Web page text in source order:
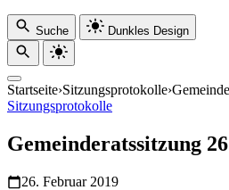
Suche Dunkles Design
Startseite›Sitzungsprotokolle›
Sitzungsprotokolle
Gemeinderatssitzung
26. Februar 2019